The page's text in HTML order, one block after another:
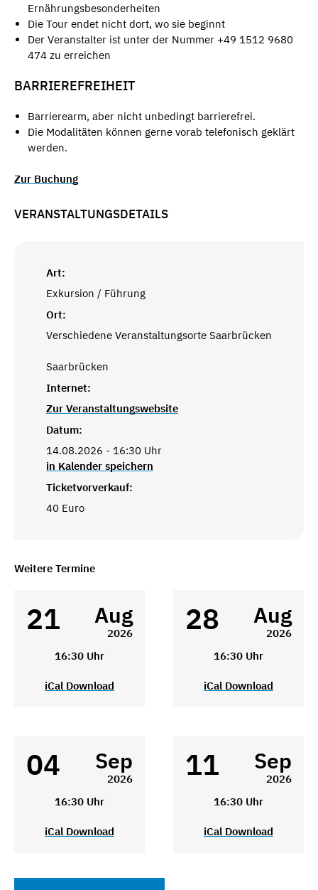
Ernährungsbesonderheiten
Die Tour endet nicht dort, wo sie beginnt
Der Veranstalter ist unter der Nummer +49 1512 9680
474 zu erreichen
BARRIEREFREIHEIT
Barrierearm, aber nicht unbedingt barrierefrei.
Die Modalitäten können gerne vorab telefonisch geklärt
werden.
Zur Buchung
VERANSTALTUNGSDETAILS
Art:
Exkursion / Führung
Ort:
Verschiedene Veranstaltungsorte Saarbrücken
Saarbrücken
Internet:
Zur Veranstaltungswebsite
Datum:
14.08.2026 - 16:30 Uhr
in Kalender speichern
Ticketvorverkauf:
40 Euro
Weitere Termine
21 Aug
2026
16:30 Uhr
iCal Download
28 Aug
2026
16:30 Uhr
iCal Download
04 Sep
2026
16:30 Uhr
iCal Download
11 Sep
2026
16:30 Uhr
iCal Download